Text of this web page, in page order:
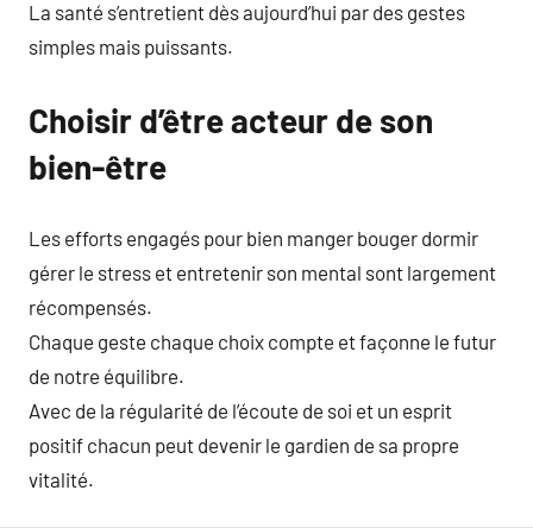
La santé s’entretient dès aujourd’hui par des gestes
simples mais puissants.
Choisir d’être acteur de son
bien-être
Les efforts engagés pour bien manger bouger dormir
gérer le stress et entretenir son mental sont largement
récompensés.
Chaque geste chaque choix compte et façonne le futur
de notre équilibre.
Avec de la régularité de l’écoute de soi et un esprit
positif chacun peut devenir le gardien de sa propre
vitalité.